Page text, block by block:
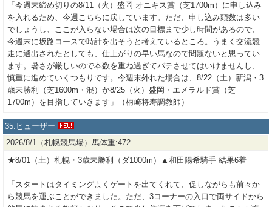
「今週末締め切りの8/11（火）盛岡 オニキス賞（芝1700m）に申し込み
を入れるため、今週こちらに戻しています。ただ、申し込み頭数は多い
でしょうし、ここが入らない場合は次の目標まで少し時間があるので、
今週末に坂路コースで時計を出そうと考えているところ。うまく交流競
走に選出されたとしても、仕上がりの早い馬なので問題ないと思ってい
ます。暑さが厳しいので本数を重ね過ぎてバテさせてはいけませんし、
慎重に進めていくつもりです。今週末外れた場合は、8/22（土）新潟・3
歳未勝利（芝1600m・混）か8/25（火）盛岡・エメラルド賞（芝
1700m）を目指していきます」（柄崎将寿調教師）
35.ヒューザー
2026/8/1（札幌競馬場）馬体重:472
★8/01（土）札幌・3歳未勝利（ダ1000m）▲和田陽希騎手 結果6着
「スタートはタイミングよくゲートを出てくれて、促しながらも前々か
ら競馬を運ぶことができました。ただ、3コーナーの入口で両サイドから